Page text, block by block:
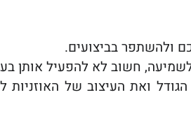
ולהשתפר בביצועים.
חשוב לא להפעיל אותן
ואת העיצוב של האוזניות